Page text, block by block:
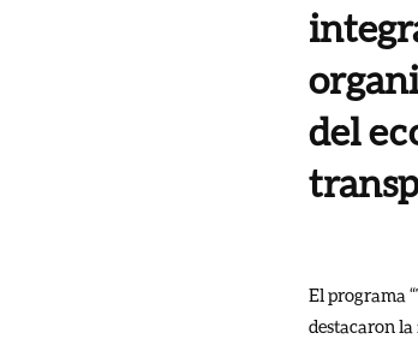
del
El programa
destacaron